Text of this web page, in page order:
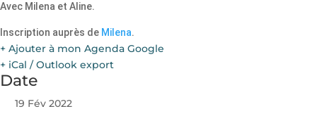
Avec Milena et Aline.
Inscription auprès de Milena.
+ Ajouter à mon Agenda Google
+ iCal / Outlook export
Date
19 Fév 2022